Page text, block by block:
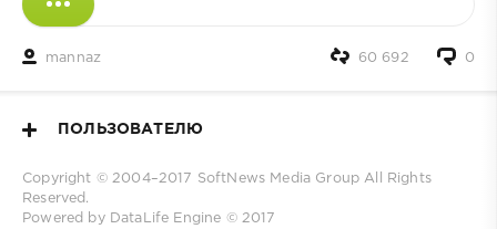
mannaz 0
60 692
ПОЛЬЗОВАТЕЛЮ
Copyright © 2004–2017 SoftNews Media Group All Rights
Reserved.
Powered by DataLife Engine © 2017